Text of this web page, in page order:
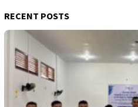
RECENT POSTS